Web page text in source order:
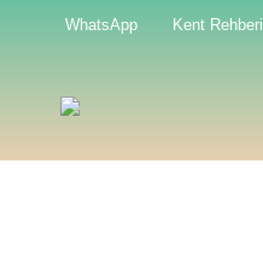
WhatsApp Kent Rehberi